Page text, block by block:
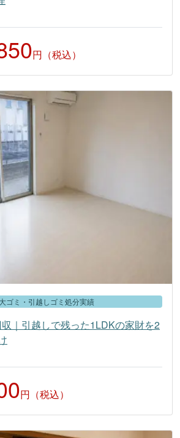
円（税込）
ゴミ・引越しゴミ処分実績
｜引越しで残った1LDKの家財を2
円（税込）